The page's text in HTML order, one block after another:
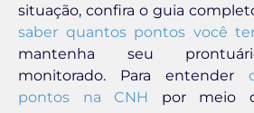
situação, confira o guia
saber quantos pontos você
mantenha seu
monitorado. Para entender
pontos na CNH por meio